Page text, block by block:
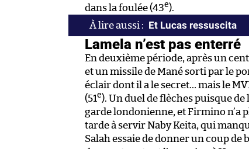
dans la foulée (43e).
Et Lucas ressuscita
Lamela n’est pas enterré
En deuxième période, après un
et un missile de Mané sorti par le
éclair dont il a le secret… mais le
(51e). Un duel de flèches puisque de
garde londonienne, et Firmino n’a
tarde à servir Naby Keita, qui
Salah essaie de donner un coup de